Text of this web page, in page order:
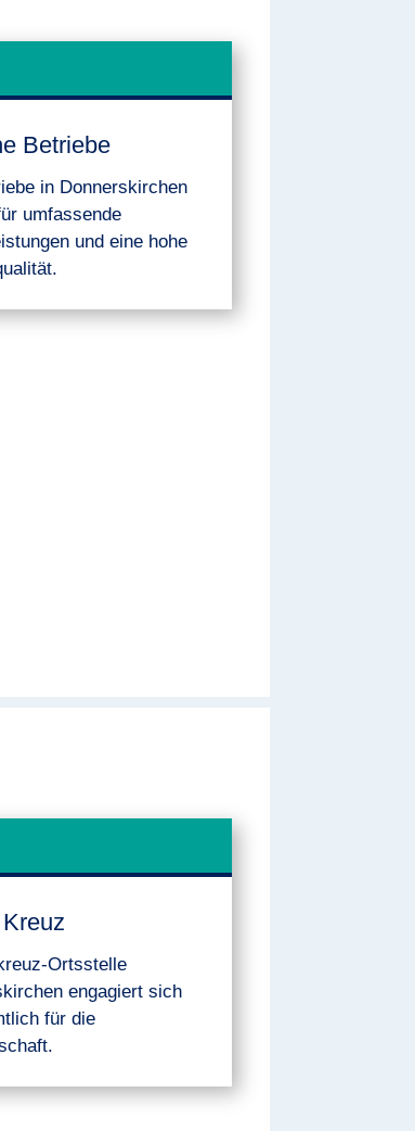
Betriebe
in Donnerskirchen
umfassende
und eine hohe
Ortsstelle
engagiert sich
für die